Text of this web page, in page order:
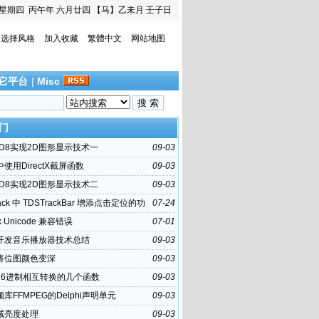
期四 丙午年 六月廿四 【马】乙未月 壬子日
选择风格 加入收藏 繁體中文 网站地图
平台 | Misc
09-03
实现2D图形显示技术一
09-03
使用DirectX截屏函数
09-03
实现2D图形显示技术二
07-24
中 TDSTrackBar 增添点击定位的功
07-01
Unicode 兼容错误
09-03
发音乐播放器技术总结
09-03
位图颜色变深
09-03
进制相互转换的几个函数
09-03
库FFMPEG的Delphi声明单元
09-03
亮度处理